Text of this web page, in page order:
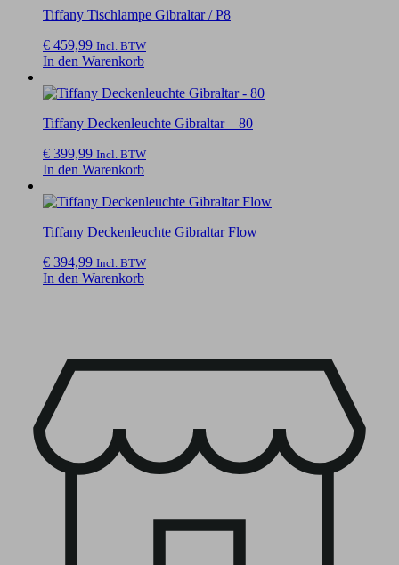
Tiffany Tischlampe Gibraltar / P8
€ 459,99 Incl. BTW
In den Warenkorb
Tiffany Deckenleuchte Gibraltar – 80
€ 399,99 Incl. BTW
In den Warenkorb
Tiffany Deckenleuchte Gibraltar Flow
€ 394,99 Incl. BTW
In den Warenkorb